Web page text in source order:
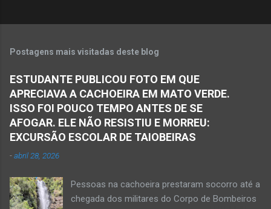
Postagens mais visitadas deste blog
ESTUDANTE PUBLICOU FOTO EM QUE
APRECIAVA A CACHOEIRA EM MATO VERDE.
ISSO FOI POUCO TEMPO ANTES DE SE
AFOGAR. ELE NÃO RESISTIU E MORREU:
EXCURSÃO ESCOLAR DE TAIOBEIRAS
-abril 28, 2026
Pessoas na cachoeira prestaram socorro até a
chegada dos militares do Corpo de Bombeiros